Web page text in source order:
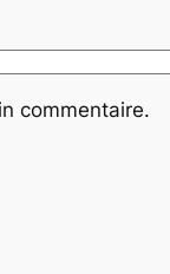
commentaire.